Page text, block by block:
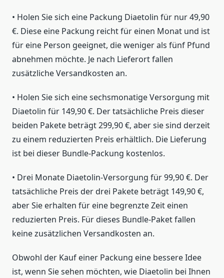
• Holen Sie sich eine Packung Diaetolin für nur 49,90
€. Diese eine Packung reicht für einen Monat und ist
für eine Person geeignet, die weniger als fünf Pfund
abnehmen möchte. Je nach Lieferort fallen
zusätzliche Versandkosten an.
• Holen Sie sich eine sechsmonatige Versorgung mit
Diaetolin für 149,90 €. Der tatsächliche Preis dieser
beiden Pakete beträgt 299,90 €, aber sie sind derzeit
zu einem reduzierten Preis erhältlich. Die Lieferung
ist bei dieser Bundle-Packung kostenlos.
• Drei Monate Diaetolin-Versorgung für 99,90 €. Der
tatsächliche Preis der drei Pakete beträgt 149,90 €,
aber Sie erhalten für eine begrenzte Zeit einen
reduzierten Preis. Für dieses Bundle-Paket fallen
keine zusätzlichen Versandkosten an.
Obwohl der Kauf einer Packung eine bessere Idee
ist, wenn Sie sehen möchten, wie Diaetolin bei Ihnen